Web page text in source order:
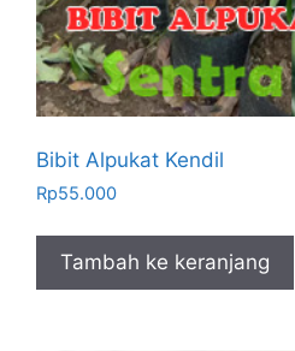
Bibit Alpukat Kendil
Rp55.000
Tambah ke keranjang